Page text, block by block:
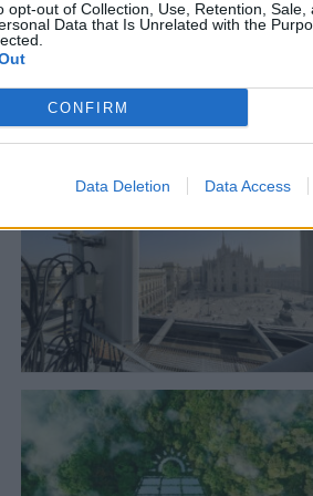
opt-out of Collection, Use, Retention, Sale,
Data that Is Unrelated with the
CONFIRM
Data Deletion Data Access
VIEW POST
VIEW POST
VIEW POST